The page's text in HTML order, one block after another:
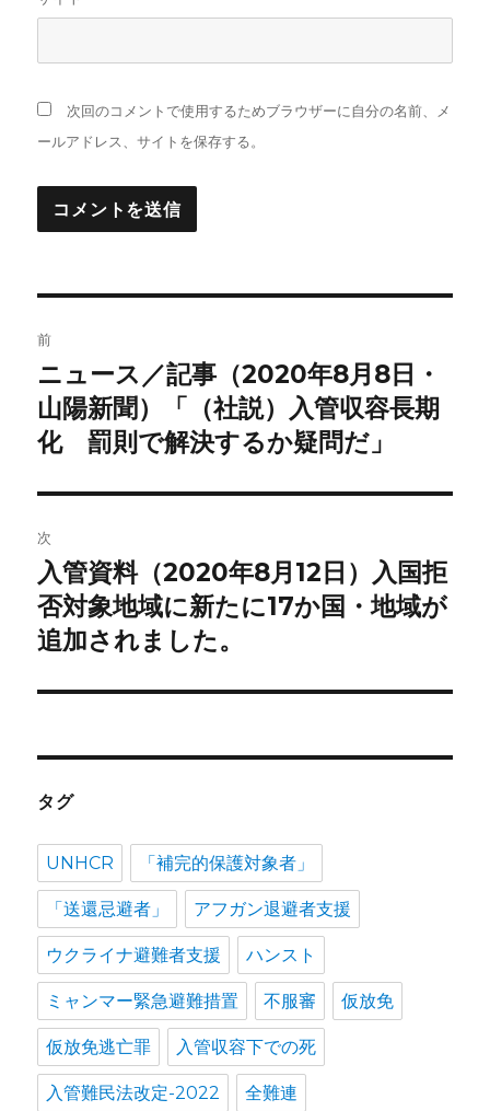
次回のコメントで使用するためブラウザーに自分の名前、メ
ールアドレス、サイトを保存する。
稿
ナ
ビ
ゲ
ー
シ
ョ
ン
前
前
の
投
ニュース／記事（2020年8月8日・
山陽新聞）「（社説）入管収容長期
化 罰則で解決するか疑問だ」
次
次
の
投
入管資料（2020年8月12日）入国拒
否対象地域に新たに17か国・地域が
追加されました。
タグ
UNHCR 「補完的保護対象者」
「送還忌避者」 アフガン退避者支援
ウクライナ避難者支援 ハンスト
ミャンマー緊急避難措置 不服審 仮放免
仮放免逃亡罪 入管収容下での死
入管難民法改定-2022 全難連